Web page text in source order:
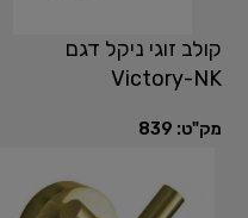
קולב זוגי ניקל דגם
Victory-NK
מק"ט: 839